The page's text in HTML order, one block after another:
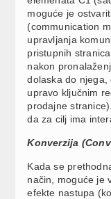
moguće je
(communication
upravljanja
pristupnih
nakon
dolaska do njega,
upravo ključnim
prodajne
da za cilj ima
Konverzija
Kada se
način, moguće je
efekte nastupa